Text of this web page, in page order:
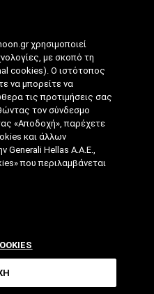
ΠΟΥ
ΒΡΈΦΗ
ΑΝΑΓΝΩΣΗΣ|
χρησιμοποιεί
με σκοπό τη
cookies). Ο ιστότοπος
να μπορείτε να
τις προτιμήσεις σας
τον σύνδεσμο
«Αποδοχή», παρέχετε
και άλλων
Generali Hellas A.A.E.,
που περιλαμβάνεται